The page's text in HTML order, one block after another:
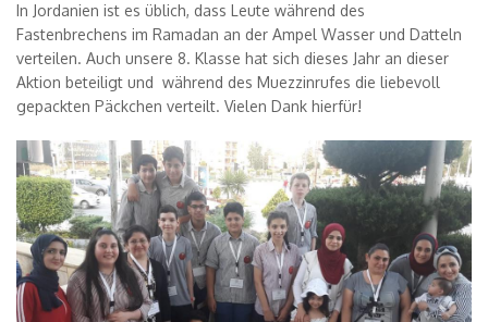
In Jordanien ist es üblich, dass Leute während des
Fastenbrechens im Ramadan an der Ampel Wasser und Datteln
verteilen. Auch unsere 8. Klasse hat sich dieses Jahr an dieser
Aktion beteiligt und während des Muezzinrufes die liebevoll
gepackten Päckchen verteilt. Vielen Dank hierfür!